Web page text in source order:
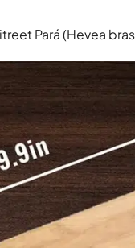
Pará (Hevea